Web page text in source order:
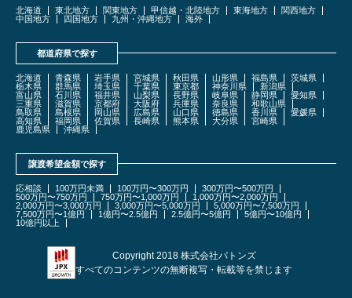
北海道 東北地方 関東地方 甲信越・北陸地方 東海地方
関西地方
中国地方
四国地方 九州・沖縄地方 海外
都道府県で探す
北海道 青森県 岩手県 宮城県 秋田県 山形県 福島県
茨城県
栃木県
群馬県 埼玉県 千葉県 東京都 神奈川県
新潟県
富山県
石川県 福井県 山梨県 長野県 岐阜県 静岡県
愛知県
三重県
滋賀県 京都府 大阪府 兵庫県 奈良県
和歌山県
鳥取県
島根県 岡山県 広島県 山口県 徳島県 香川県
愛媛県
高知県
福岡県 佐賀県 長崎県 熊本県 大分県
宮崎県
鹿児島県
沖縄県
譲渡希望金額で探す
応相談 100万円未満 100万円〜300万円
300万円〜500万円
500万円〜750万円
750万円〜1,000万円
1,000万円〜2,000万円
2,000万円〜3,000万円
3,000万円〜5,000万円
5,000万円〜7,500万円
7,500万円〜1億円
1億円〜2.5億円 2.5億円〜5億円
5億円〜10億円
10億円以上
Copyright 2018 株式会社バトンズ
すべてのコンテンツの無断複写・転載等を禁じます